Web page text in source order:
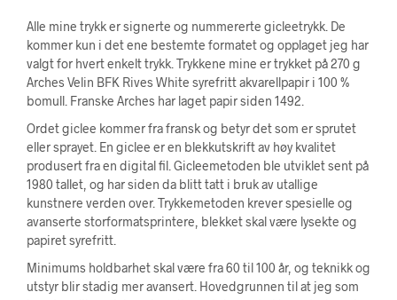
Alle mine trykk er signerte og nummererte gicleetrykk. De
kommer kun i det ene bestemte formatet og opplaget jeg har
valgt for hvert enkelt trykk. Trykkene mine er trykket på 270 g
Arches Velin BFK Rives White syrefritt akvarellpapir i 100 %
bomull. Franske Arches har laget papir siden 1492.
Ordet giclee kommer fra fransk og betyr det som er sprutet
eller sprayet. En giclee er en blekkutskrift av høy kvalitet
produsert fra en digital fil. Gicleemetoden ble utviklet sent på
1980 tallet, og har siden da blitt tatt i bruk av utallige
kunstnere verden over. Trykkemetoden krever spesielle og
avanserte storformatsprintere, blekket skal være lysekte og
papiret syrefritt.
Minimums holdbarhet skal være fra 60 til 100 år, og teknikk og
utstyr blir stadig mer avansert. Hovedgrunnen til at jeg som